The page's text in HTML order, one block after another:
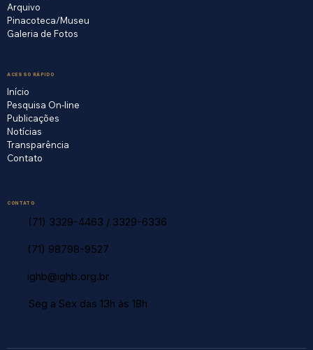
Arquivo
Pinacoteca/Museu
Galeria de Fotos
ACESSO RÁPIDO
Início
Pesquisa On-line
Publicações
Notícias
Transparência
Contato
CONTATO
(71) 3329-4463 / 3329-6336
(71) 98798-9527
ighb@ighb.org.br
Seg a Sex das 13h às 18h